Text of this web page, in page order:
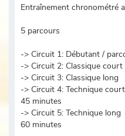
Entraînement chronométré
5 parcours
-> Circuit 1: Débutant /
-> Circuit 2:
-> Circuit 3:
-> Circuit 4:
45 minutes
-> Circuit 5:
60 minutes